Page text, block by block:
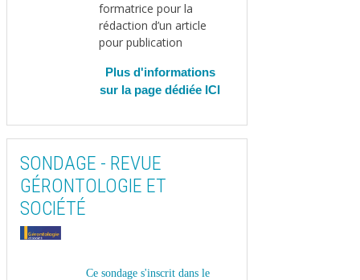
formatrice pour la
rédaction d’un article
pour publication
Plus d'informations
sur la page dédiée ICI
SONDAGE - REVUE
GÉRONTOLOGIE ET
SOCIÉTÉ
Ce sondage s'inscrit dans le